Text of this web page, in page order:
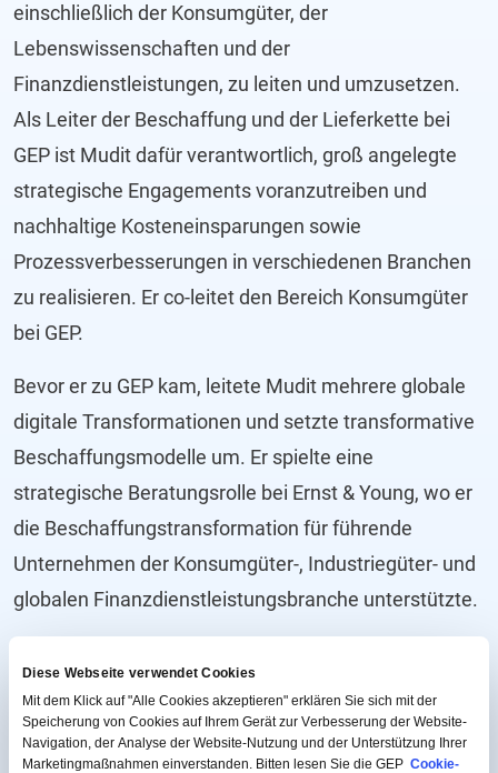
Diese Webseite verwendet Cookies
Mit dem Klick auf "Alle Cookies akzeptieren" erklären Sie sich mit der
Speicherung von Cookies auf Ihrem Gerät zur Verbesserung der Website-
Navigation, der Analyse der Website-Nutzung und der Unterstützung Ihrer
Marketingmaßnahmen einverstanden. Bitten lesen Sie die GEP Cookie-
einschließlich der Konsumgüter, der
Lebenswissenschaften und der
Finanzdienstleistungen, zu leiten und umzusetzen.
Als Leiter der Beschaffung und der Lieferkette bei
GEP ist Mudit dafür verantwortlich, groß angelegte
strategische Engagements voranzutreiben und
nachhaltige Kosteneinsparungen sowie
Prozessverbesserungen in verschiedenen Branchen
zu realisieren. Er co-leitet den Bereich Konsumgüter
bei GEP.
Bevor er zu GEP kam, leitete Mudit mehrere globale
digitale Transformationen und setzte transformative
Beschaffungsmodelle um. Er spielte eine
strategische Beratungsrolle bei Ernst & Young, wo er
die Beschaffungstransformation für führende
Unternehmen der Konsumgüter-, Industriegüter- und
globalen Finanzdienstleistungsbranche unterstützte.
digitaler Transformation und strategischen
Kostensenkungsprogrammen zitiert wurde, wurde